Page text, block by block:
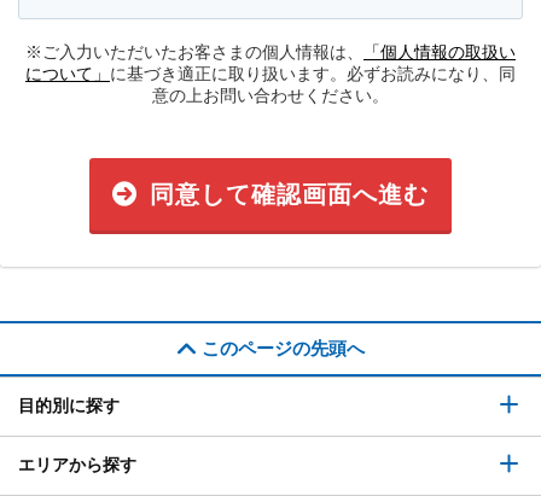
※ご入力いただいたお客さまの個人情報は、
「個人情報の取扱い
について」 に基づき適正に取り扱います。必ずお読みになり、同
意の上お問い合わせください。
同意して確認画面へ進む
このページの先頭へ
目的別に探す
エリアから探す